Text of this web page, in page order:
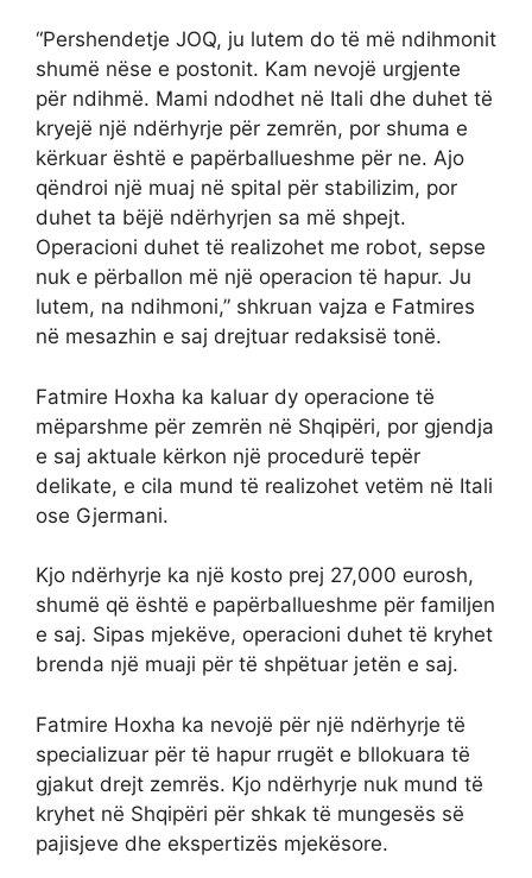
“Pershendetje JOQ, ju lutem do të më ndihmonit
shumë nëse e postonit. Kam nevojë urgjente
për ndihmë. Mami ndodhet në Itali dhe duhet të
kryejë një ndërhyrje për zemrën, por shuma e
kërkuar është e papërballueshme për ne. Ajo
qëndroi një muaj në spital për stabilizim, por
duhet ta bëjë ndërhyrjen sa më shpejt.
Operacioni duhet të realizohet me robot, sepse
nuk e përballon më një operacion të hapur. Ju
lutem, na ndihmoni,” shkruan vajza e Fatmires
në mesazhin e saj drejtuar redaksisë tonë.
Fatmire Hoxha ka kaluar dy operacione të
mëparshme për zemrën në Shqipëri, por gjendja
e saj aktuale kërkon një procedurë tepër
delikate, e cila mund të realizohet vetëm në Itali
ose Gjermani.
Kjo ndërhyrje ka një kosto prej 27,000 eurosh,
shumë që është e papërballueshme për familjen
e saj. Sipas mjekëve, operacioni duhet të kryhet
brenda një muaji për të shpëtuar jetën e saj.
Fatmire Hoxha ka nevojë për një ndërhyrje të
specializuar për të hapur rrugët e bllokuara të
gjakut drejt zemrës. Kjo ndërhyrje nuk mund të
kryhet në Shqipëri për shkak të mungesës së
pajisjeve dhe ekspertizës mjekësore.